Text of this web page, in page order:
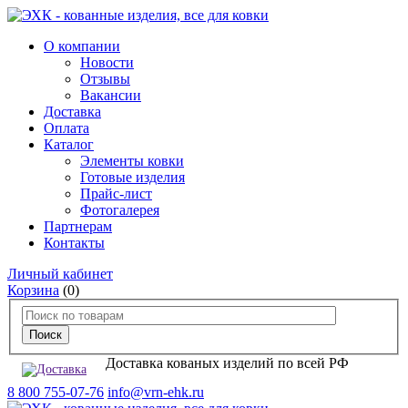
О компании
Новости
Отзывы
Вакансии
Доставка
Оплата
Каталог
Элементы ковки
Готовые изделия
Прайс-лист
Фотогалерея
Партнерам
Контакты
Личный кабинет
Корзина (0)
Доставка кованых изделий по всей РФ
8 800 755-07-76 info@vrn-ehk.ru